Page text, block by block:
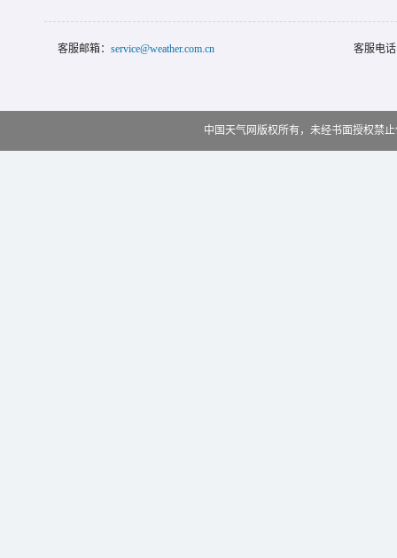
客服邮箱： service@weather.com.cn 客服电
中国天气网版权所有，未经书面授权